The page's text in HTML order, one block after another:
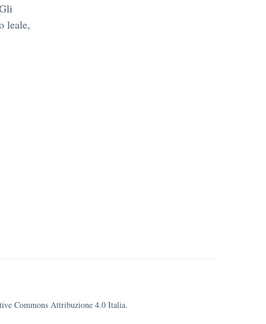
leale,
Commons Attribuzione 4.0 Italia.